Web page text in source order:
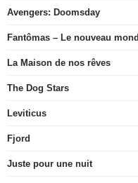
Avengers: Doomsday
Fantômas – Le nouveau
La Maison de nos rêves
The Dog Stars
Leviticus
Fjord
Juste pour une nuit